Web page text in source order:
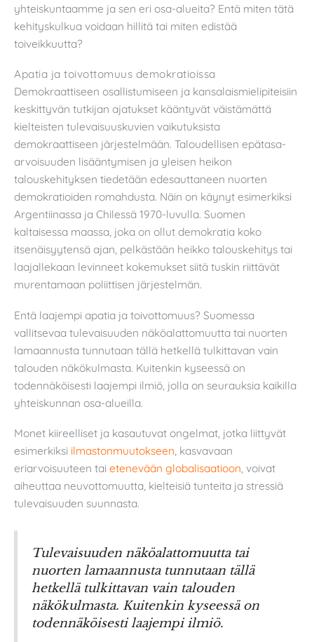
yhteiskuntaamme ja sen eri osa-alueita? Entä miten tätä
kehityskulkua voidaan hillitä tai miten edistää
toiveikkuutta?
Apatia ja toivottomuus demokratioissa
Demokraattiseen osallistumiseen ja kansalaismielipiteisiin
keskittyvän tutkijan ajatukset kääntyvät väistämättä
kielteisten tulevaisuuskuvien vaikutuksista
demokraattiseen järjestelmään. Taloudellisen epätasa-
arvoisuuden lisääntymisen ja yleisen heikon
talouskehityksen tiedetään edesauttaneen nuorten
demokratioiden romahdusta. Näin on käynyt esimerkiksi
Argentiinassa ja Chilessä 1970-luvulla. Suomen
kaltaisessa maassa, joka on ollut demokratia koko
itsenäisyytensä ajan, pelkästään heikko talouskehitys tai
laajallekaan levinneet kokemukset siitä tuskin riittävät
murentamaan poliittisen järjestelmän.
Entä laajempi apatia ja toivottomuus? Suomessa
vallitsevaa tulevaisuuden näköalattomuutta tai nuorten
lamaannusta tunnutaan tällä hetkellä tulkittavan vain
talouden näkökulmasta. Kuitenkin kyseessä on
todennäköisesti laajempi ilmiö, jolla on seurauksia kaikilla
yhteiskunnan osa-alueilla.
Monet kiireelliset ja kasautuvat ongelmat, jotka liittyvät
esimerkiksi ilmastonmuutokseen, kasvavaan
eriarvoisuuteen tai etenevään globalisaatioon, voivat
aiheuttaa neuvottomuutta, kielteisiä tunteita ja stressiä
tulevaisuuden suunnasta.
Tulevaisuuden näköalattomuutta tai
nuorten lamaannusta tunnutaan tällä
hetkellä tulkittavan vain talouden
näkökulmasta. Kuitenkin kyseessä on
todennäköisesti laajempi ilmiö.